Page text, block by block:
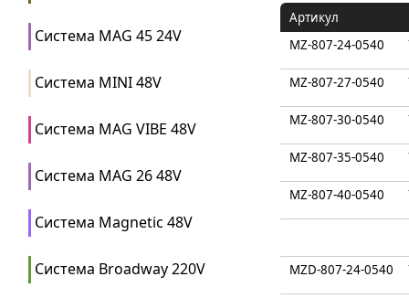
Система MAG 45 24V
Система MINI 48V
Система MAG VIBE 48V
Система MAG 26 48V
Система Magnetic 48V
Система Broadway 220V
Артикул
MZ-807-24-0540
MZ-807-27-0540
MZ-807-30-0540
MZ-807-35-0540
MZ-807-40-0540
MZD-807-24-0540